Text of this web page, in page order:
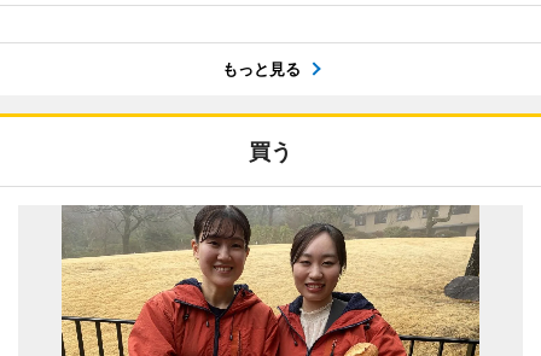
もっと見る
買う